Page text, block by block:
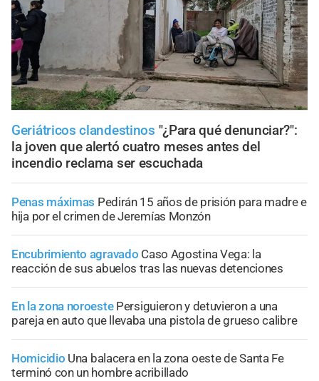
Geriátricos clandestinos "¿Para qué denunciar?":
la joven que alertó cuatro meses antes del
incendio reclama ser escuchada
Penas máximas Pedirán 15 años de prisión para madre e
hija por el crimen de Jeremías Monzón
Encubrimiento agravado Caso Agostina Vega: la
reacción de sus abuelos tras las nuevas detenciones
En la zona noroeste Persiguieron y detuvieron a una
pareja en auto que llevaba una pistola de grueso calibre
Homicidio Una balacera en la zona oeste de Santa Fe
terminó con un hombre acribillado